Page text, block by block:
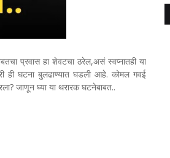
प्रवास हा शेवटचा ठरेल,असं स्वप्नातही या
ही घटना बुलढाण्यात घडली आहे. कोमल गवई
जाणून घ्या या थरारक घटनेबाबत..